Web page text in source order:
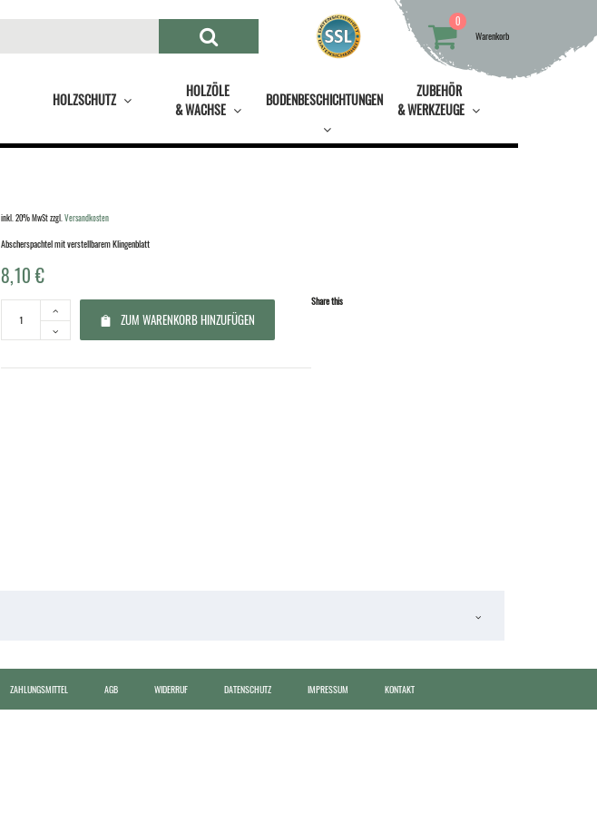
0
Warenkorb
HOLZSCHUTZ
HOLZÖLE
& WACHSE
BODENBESCHICHTUNGEN
ZUBEHÖR
& WERKZEUGE
inkl. 20% MwStzzgl.Versandkosten
Abscherspachtel mit verstellbarem Klingenblatt
8,10€
ZUM WARENKORB HINZUFÜGEN
Share this
ZAHLUNGSMITTEL AGB WIDERRUF DATENSCHUTZ IMPRESSUM KONTAKT